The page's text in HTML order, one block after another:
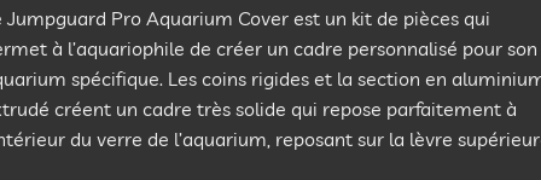
Jumpguard Pro Aquarium Cover est un kit de pièces qui
à l’aquariophile de créer un cadre personnalisé pour son
spécifique. Les coins rigides et la section en
créent un cadre très solide qui repose parfaitement à
du verre de l’aquarium, reposant sur la lèvre